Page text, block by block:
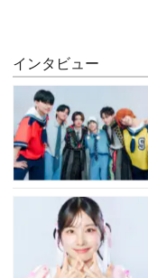
インタビュー